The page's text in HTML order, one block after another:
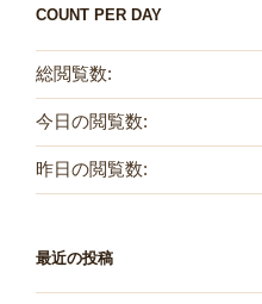
COUNT PER DAY
総閲覧数:
今日の閲覧数:
昨日の閲覧数:
最近の投稿